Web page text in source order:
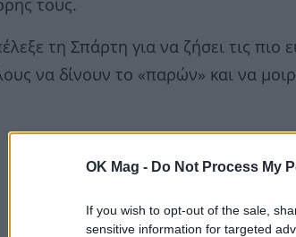
OK Mag - Do Not Process My
If you wish to opt-out of the sale,
sensitive information for targeted
τους.
τη Σπάρτη για να ζήσει τις πιο
να δίνουν το «παρών» και να